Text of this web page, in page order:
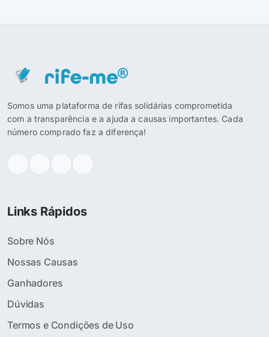
Somos uma plataforma de rifas solidárias comprometida
com a transparência e a ajuda a causas importantes. Cada
número comprado faz a diferença!
Links Rápidos
Sobre Nós
Nossas Causas
Ganhadores
Dúvidas
Termos e Condições de Uso